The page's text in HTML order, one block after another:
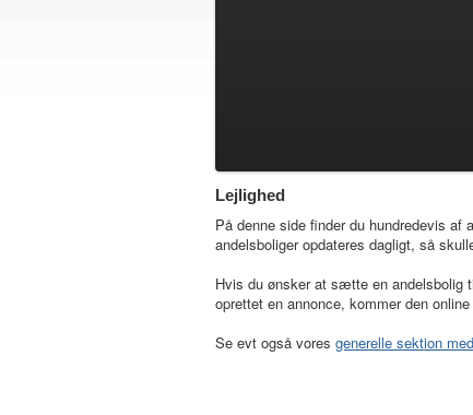
Lejlighed
På denne side finder du hundredevis af
andelsboliger opdateres dagligt, så
Hvis du ønsker at sætte en andelsbolig
oprettet en annonce, kommer den
Se evt også vores generelle sektion